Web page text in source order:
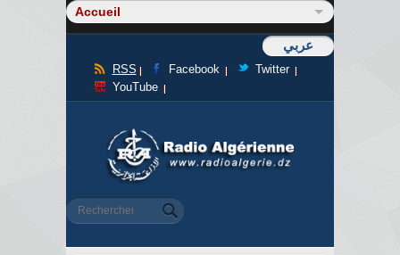
عربي
RSS Facebook
Twitter
YouTube
Formulaire de recherche
Rechercher